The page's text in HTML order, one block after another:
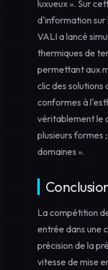
luxueux ». Sur
d'information sur
VALI a lancé
thermiques de
permettant aux
clic des
conformes à
véritablement le
plusieurs formes
domaines ».
La compétition
entrée dans une
précision de la
vitesse de mise